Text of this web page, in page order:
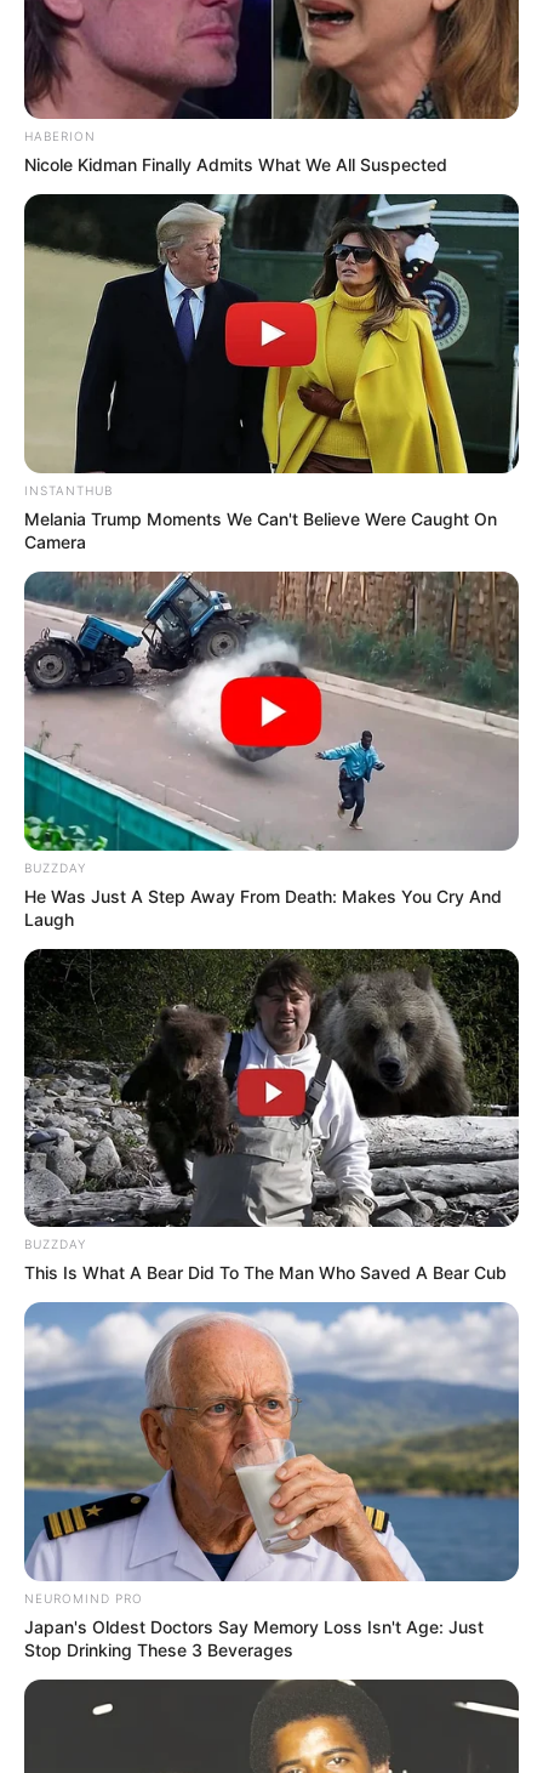
agentesdesaude@ gmail.com ou
HABERION
Nicole Kidman Finally Admits What We All Suspected
INSTANTHUB
Melania Trump Moments We Can't Believe Were Caught On
Camera
BUZZDAY
He Was Just A Step Away From Death: Makes You Cry And
Laugh
BUZZDAY
This Is What A Bear Did To The Man Who Saved A Bear Cub
NEUROMIND PRO
Japan's Oldest Doctors Say Memory Loss Isn't Age: Just
Stop Drinking These 3 Beverages